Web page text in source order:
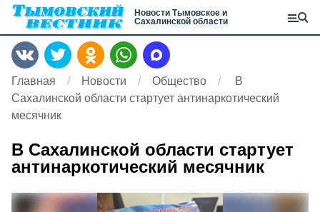
Новости Тымовское и
Сахалинской области
Главная Новости Общество
В
Сахалинской области стартует антинаркотический
месячник
В Сахалинской области стартует
антинаркотический месячник